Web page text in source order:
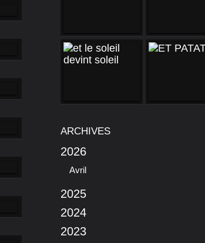
ARCHIVES
2026
Avril
2025
2024
2023